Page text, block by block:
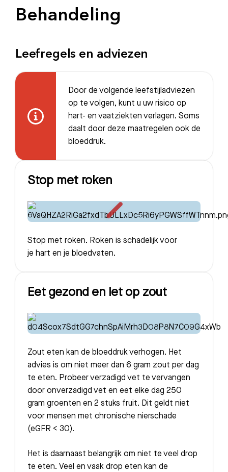
Bezoektijden
Afspraak maken
Behandeling
Leefregels en adviezen
Door de volgende leefstijladviezen
op te volgen, kunt u uw risico op
hart- en vaatziekten verlagen. Soms
daalt door deze maatregelen ook de
bloeddruk.
Stop met roken
Stop met roken. Roken is schadelijk voor
je hart en je bloedvaten.
Eet gezond en let op zout
Zout eten kan de bloeddruk verhogen. Het
advies is om niet meer dan 6 gram zout per dag
te eten. Probeer verzadigd vet te vervangen
door onverzadigd vet en eet elke dag 250
gram groenten en 2 stuks fruit. Dit geldt niet
voor mensen met chronische nierschade
(eGFR < 30).
Het is daarnaast belangrijk om niet te veel drop
te eten. Veel en vaak drop eten kan de